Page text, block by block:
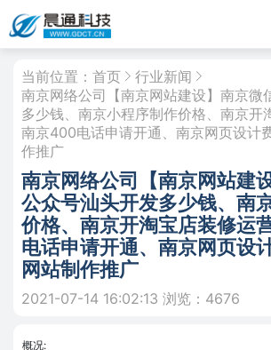
当前位置： 首页
行业新闻
南京网络公司【南京网站建设】南京微
多少钱、南京小程序制作价格、南京开
南京400电话申请开通、南京网页设计
作推广
南京网络公司【南京网站建
公众号汕头开发多少钱、南
价格、南京开淘宝店装修运
电话申请开通、南京网页设
网站制作推广
2021-07-14 16:02:13 浏览：4676
概况: